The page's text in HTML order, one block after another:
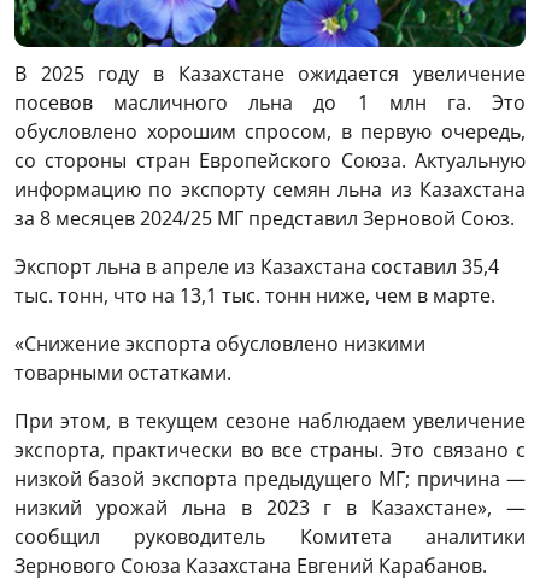
В 2025 году в Казахстане ожидается увеличение
посевов масличного льна до 1 млн га. Это
обусловлено хорошим спросом, в первую очередь,
со стороны стран Европейского Союза. Актуальную
информацию по экспорту семян льна из Казахстана
за 8 месяцев 2024/25 МГ представил Зерновой Союз.
Экспорт льна в апреле из Казахстана составил 35,4
тыс. тонн, что на 13,1 тыс. тонн ниже, чем в марте.
«Снижение экспорта обусловлено низкими
товарными остатками.
При этом, в текущем сезоне наблюдаем увеличение
экспорта, практически во все страны. Это связано с
низкой базой экспорта предыдущего МГ; причина —
низкий урожай льна в 2023 г в Казахстане», —
сообщил руководитель Комитета аналитики
Зернового Союза Казахстана Евгений Карабанов.